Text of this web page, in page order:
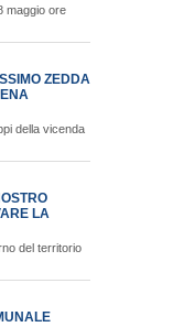
maggio ore
ZEDDA
della vicenda
LA
del territorio